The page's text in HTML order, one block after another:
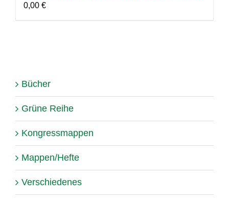
0,00 €
Bücher
Grüne Reihe
Kongressmappen
Mappen/Hefte
Verschiedenes